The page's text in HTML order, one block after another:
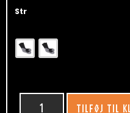
Str
TILFØJ TIL